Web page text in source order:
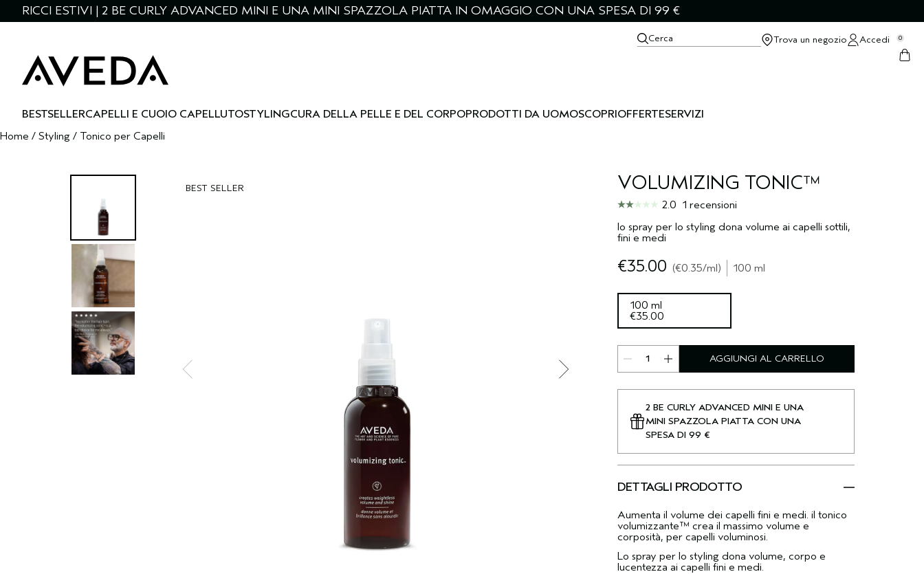
RICCI ESTIVI | 2 BE CURLY ADVANCED MINI E UNA MINI SPAZZOLA PIATTA IN OMAGGIO CON UNA SPESA DI 99 €
Cerca Trova un negozio Accedi 0
BESTSELLERCAPELLI E CUOIO CAPELLUTOSTYLINGCURA DELLA PELLE E DEL CORPOPRODOTTI DA UOMOSCOPRIOFFERTESERVIZI
Home / Styling / Tonico per Capelli
VOLUMIZING TONIC™
2.0 1 recensioni
lo spray per lo styling dona volume ai capelli sottili,
fini e medi
BEST SELLER
€35.00 €0.35/ml 100 ml
100 ml
€35.00
AGGIUNGI AL CARRELLO
2 BE CURLY ADVANCED MINI E UNA
MINI SPAZZOLA PIATTA CON UNA
SPESA DI 99 €
DETTAGLI PRODOTTO
Aumenta il volume dei capelli fini e medi. il tonico
volumizzante™ crea il massimo volume e
corposità, per capelli voluminosi.
Lo spray per lo styling dona volume, corpo e
lucentezza ai capelli fini e medi.